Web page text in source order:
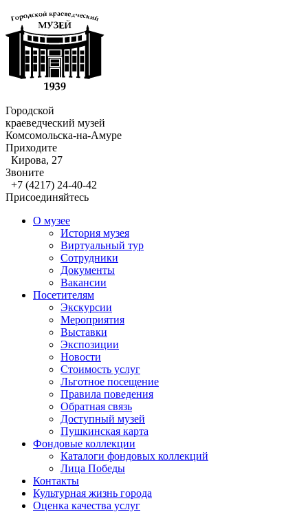
Городской
краеведческий музей
Комсомольска-на-Амуре
Приходите
Кирова, 27
Звоните
+7 (4217) 24-40-42
Присоединяйтесь
О музее
История музея
Виртуальный тур
Сотрудники
Документы
Вакансии
Посетителям
Экскурсии
Мероприятия
Выставки
Экспозиции
Новости
Стоимость услуг
Льготное посещение
Правила поведения
Обратная связь
Доступный музей
Пушкинская карта
Фондовые коллекции
Каталоги фондовых коллекций
Лица Победы
Контакты
Культурная жизнь города
Оценка качества услуг